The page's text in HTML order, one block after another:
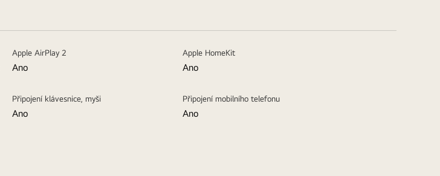
Apple AirPlay 2
Ano
Apple HomeKit
Ano
Připojení klávesnice, myši
Ano
Připojení mobilního telefonu
Ano